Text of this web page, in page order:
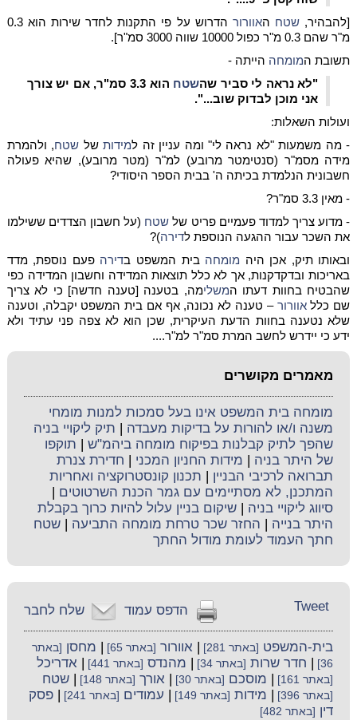
[להבהיר,שטח האוורור
הדרוש על פי התקנות לחדר שירות הוא 0.3
מ"ר שהם 0.3 מ"ר כפול 10000 שווה 3000 סמ"ר].
תשובת המומחה הייתה -
"לא נראה לי סביר שהשטח
הוא 3.3 סמ"ר, אם יש צורך
אני מוכן לבדוק שוב...".
ועולות השאלות:
- מה משמעות "לא נראה לי" ומה עניין זה למידותשל שטח, ולהמרת
מידה מסמ"ר (סנטימטר מרובע) למ"ר (מטר מרובע), שהיאפעולה
חשבונית הנלמדת בכיתה ה' בבית הספר היסודי?
- מאין 3.3 סמ"ר?
- מדוע צריך למדוד פעמיים פריט של שטח (על חשבון הצדדים ששילמו
את השכר עבור ההגעה הנוספת לדירה)?
ובאותו תיק, אכן היה מומחה בית המשפט בדירה פעם נוספת, מדד
באריכות ובדקדקנות, אך לא כלל תוצאות המדידה וחשבון המדידה כפי
שהבטיח בחוות דעתו המשלימה, בטענה [טענה חדשה] כי לא צריך
שם כללאוורור – טענה לא נכונה, אף אם בית המשפט יקבלה, וטענה
שלא נטענה בחוות הדעת העיקרית, שכן הוא לא צפה פני עתיד ולא
ידע כי יידרש לחשב המרת סמ"ר למ"ר....
מאמרים מקושרים
מומחה בית המשפט אינו בעל סמכות למנות מומחי
משנה ו/או להורות על בדיקות מעבדה
תיק ליקויי בניה
שהפך לתיק קבלנות בפיקוח מומחה ביהמ"ש
תוקפו
של היתר בניה
מידות החניון המכני
חדירת צנרת
תברואה לרכיבי הבניין
תכנון קונסטרוקציה ואחריות
המתכנן, לא מסתיימים עם גמר הכנת השרטוטים
סיווג ליקויי בניה |שיקום בניין עלול להיות כרוך בקבלת
היתר בנייה
החזר שכר טרחת מומחה התביעה |שטח
חתך העמוד לעומת מודול החתך
שלח לחבר הדפס עמוד Tweet
בית-המשפט [באתר 281] |אוורור [באתר 65] מחסן [באתר
36]
חדר שרות [באתר 34] מהנדס [באתר 441] |אדריכל
[באתר 161] מוסכם [באתר 30] |אורך [באתר 148] |שטח
[באתר 396] מידות [באתר 149] עמודים [באתר 241] |פסק
דין [באתר 482]